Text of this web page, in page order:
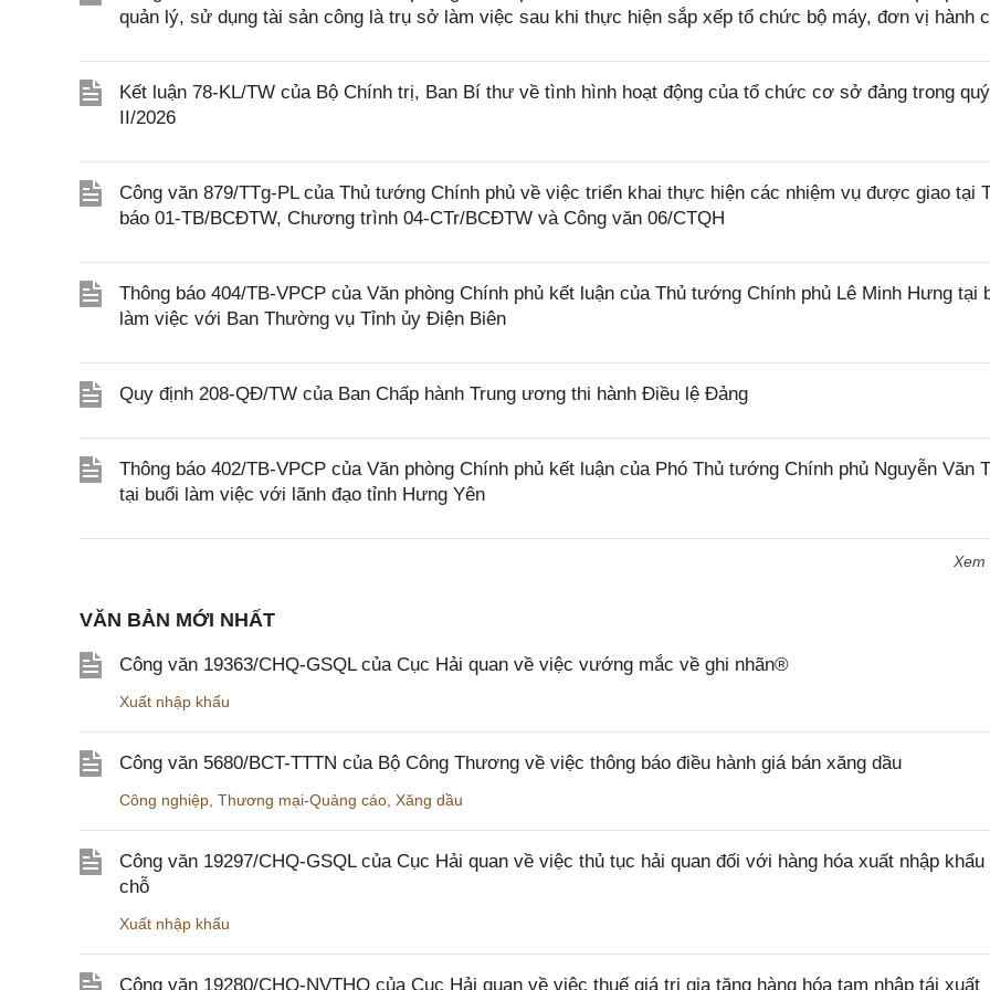
quản lý, sử dụng tài sản công là trụ sở làm việc sau khi thực hiện sắp xếp tổ chức bộ máy, đơn vị hành
Kết luận 78-KL/TW của Bộ Chính trị, Ban Bí thư về tình hình hoạt động của tổ chức cơ sở đảng trong quý
II/2026
Công văn 879/TTg-PL của Thủ tướng Chính phủ về việc triển khai thực hiện các nhiệm vụ được giao tại
báo 01-TB/BCĐTW, Chương trình 04-CTr/BCĐTW và Công văn 06/CTQH
Thông báo 404/TB-VPCP của Văn phòng Chính phủ kết luận của Thủ tướng Chính phủ Lê Minh Hưng tại
làm việc với Ban Thường vụ Tỉnh ủy Điện Biên
Quy định 208-QĐ/TW của Ban Chấp hành Trung ương thi hành Điều lệ Đảng
Thông báo 402/TB-VPCP của Văn phòng Chính phủ kết luận của Phó Thủ tướng Chính phủ Nguyễn Văn
tại buổi làm việc với lãnh đạo tỉnh Hưng Yên
Xem
VĂN BẢN MỚI NHẤT
Công văn 19363/CHQ-GSQL của Cục Hải quan về việc vướng mắc về ghi nhãn®
Xuất nhập khẩu
Công văn 5680/BCT-TTTN của Bộ Công Thương về việc thông báo điều hành giá bán xăng dầu
Công nghiệp Thương mại-Quảng cáo Xăng dầu
Công văn 19297/CHQ-GSQL của Cục Hải quan về việc thủ tục hải quan đối với hàng hóa xuất nhập khẩu
chỗ
Xuất nhập khẩu
Công văn 19280/CHQ-NVTHQ của Cục Hải quan về việc thuế giá trị gia tăng hàng hóa tạm nhập tái xuất